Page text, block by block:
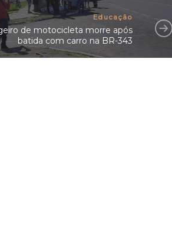
Educação
de motocicleta morre após
batida com carro na BR-343